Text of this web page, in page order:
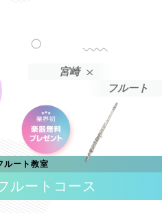
宮崎
フルート
ルート教室
ルートコース